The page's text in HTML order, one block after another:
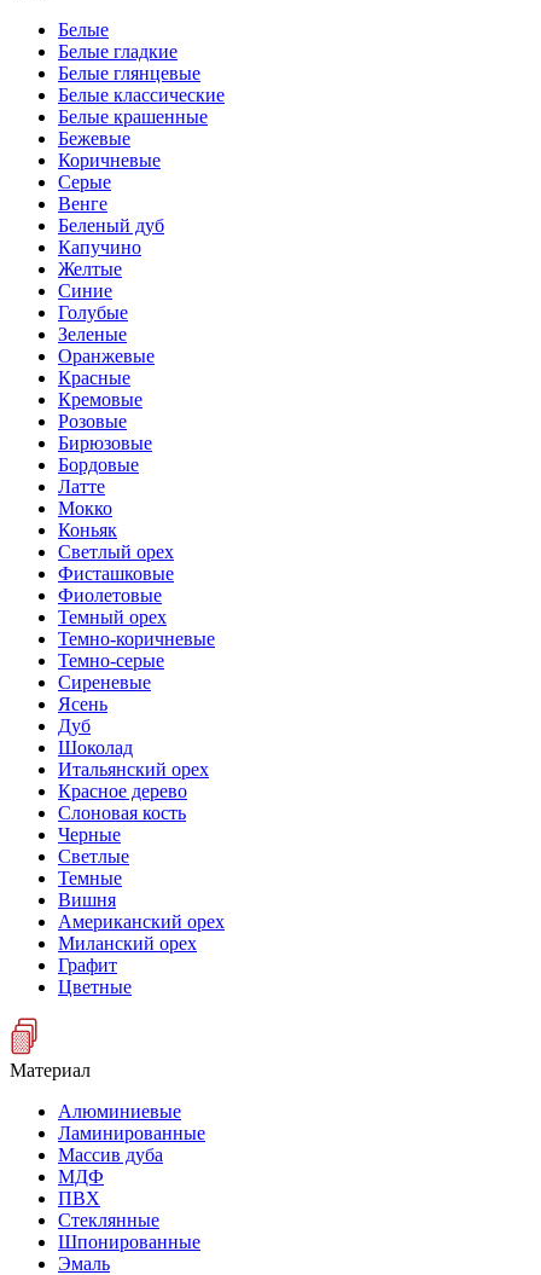
Белые
Белые гладкие
Белые глянцевые
Белые классические
Белые крашенные
Бежевые
Коричневые
Серые
Венге
Беленый дуб
Капучино
Желтые
Синие
Голубые
Зеленые
Оранжевые
Красные
Кремовые
Розовые
Бирюзовые
Бордовые
Латте
Мокко
Коньяк
Светлый орех
Фисташковые
Фиолетовые
Темный орех
Темно-коричневые
Темно-серые
Сиреневые
Ясень
Дуб
Шоколад
Итальянский орех
Красное дерево
Слоновая кость
Черные
Светлые
Темные
Вишня
Американский орех
Миланский орех
Графит
Цветные
Материал
Алюминиевые
Ламинированные
Массив дуба
МДФ
ПВХ
Стеклянные
Шпонированные
Эмаль